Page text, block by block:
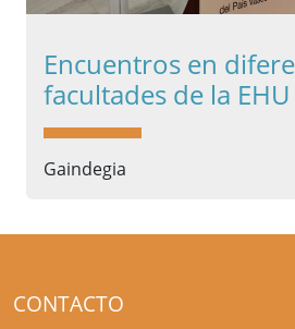
Encuentros en
facultades de la EHU
Gaindegia
CONTACTO